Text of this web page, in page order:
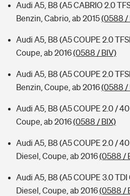
Audi A5, B8 (A5 CABRIO 2.0
Benzin, Cabrio, ab 2015(0588 /
Audi A5, B8 (A5 COUPE 2.0
Coupe, ab 2016(0588 / BIV)
Audi A5, B8 (A5 COUPE 2.0
Benzin, Coupe, ab 2016(0588 /
Audi A5, B8 (A5 COUPE 2.0 /
Coupe, ab 2016(0588 / BIX)
Audi A5, B8 (A5 COUPE 2.0 /
Diesel, Coupe, ab 2016(0588 /
Audi A5, B8 (A5 COUPE 3.0 TDI
Diesel, Coupe, ab 2016(0588 /